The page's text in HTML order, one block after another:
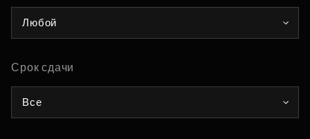
Любой
Срок сдачи
Все